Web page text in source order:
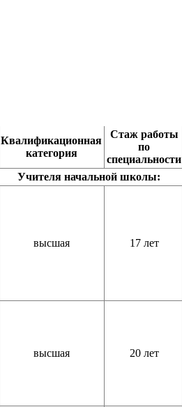
Квалификационная
категория
Стаж работы
по
специальности
Учителя начальной школы:
высшая 17 лет
высшая 20 лет